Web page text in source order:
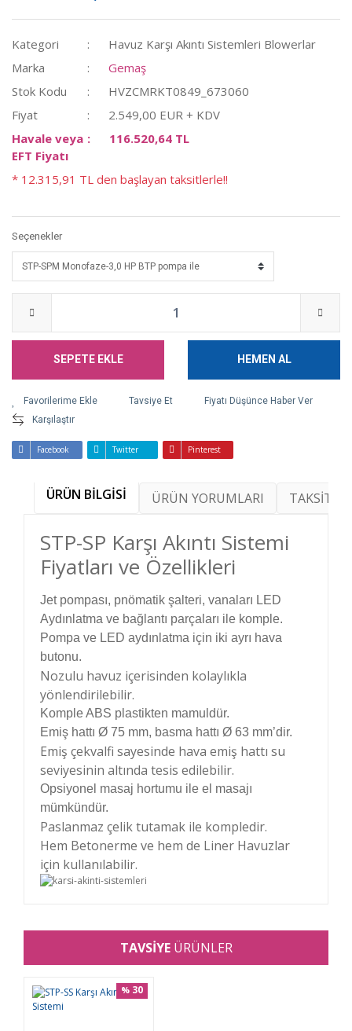
Kategori
Havuz Karşı Akıntı Sistemleri Blowerlar
Marka
Gemaş
Stok Kodu
HVZCMRKT0849_673060
Fiyat
2.549,00 EUR + KDV
Havale veya
EFT Fiyatı
116.520,64 TL
* 12.315,91 TL den başlayan taksitlerle!!
Seçenekler
SEPETE EKLE HEMEN AL
Tavsiye Et
Fiyatı Düşünce Haber Ver
Karşılaştır
Facebook Twitter Pinterest
ÜRÜN BİLGİSİ ÜRÜN YORUMLARI TAKSİT
STP-SP Karşı Akıntı Sistemi
Fiyatları ve Özellikleri
Jet pompası, pnömatik şalteri, vanaları LED
Aydınlatma ve bağlantı parçaları ile komple.
Pompa ve LED aydınlatma için iki ayrı hava
butonu.
Nozulu havuz içerisinden kolaylıkla
yönlendirilebilir.
Komple ABS plastikten mamuldür.
Emiş hattı Ø 75 mm, basma hattı Ø 63 mm’dir.
Emiş çekvalfi sayesinde hava emiş hattı su
seviyesinin altında tesis edilebilir.
Opsiyonel masaj hortumu ile el masajı
mümkündür.
Paslanmaz çelik tutamak ile kompledir.
Hem Betonerme ve hem de Liner Havuzlar
için kullanılabilir.
Bu ürüne ilk yorumu siz yapın!
Bu ürünün fiyat bilgisi, resim, ürün açıklamalarında
ve diğer konularda yetersiz gördüğünüz noktaları
TAVSİYEÜRÜNLER
% 30